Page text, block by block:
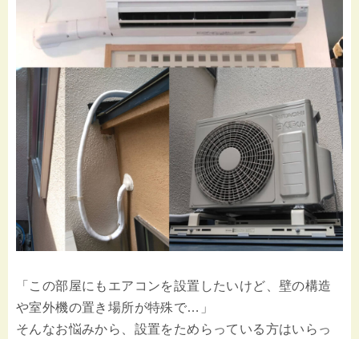
「この部屋にもエアコンを設置したいけど、壁の構造
や室外機の置き場所が特殊で…」
そんなお悩みから、設置をためらっている方はいらっ